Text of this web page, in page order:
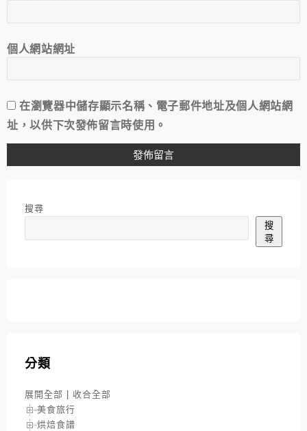
個人網站網址
在瀏覽器中儲存顯示名稱、電子郵件地址及個人網站網
址，以供下次發佈留言時使用。
搜尋
搜
尋
分類
展開全部
收合全部
美食旅行
烘焙食譜